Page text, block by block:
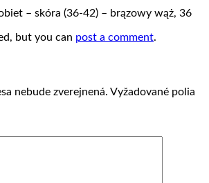
– skóra (36-42) – brązowy wąż, 36
but you can post a comment.
nebude zverejnená. Vyžadované polia